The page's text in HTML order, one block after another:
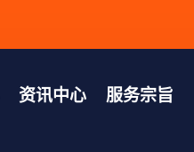
资讯中心 服务宗旨